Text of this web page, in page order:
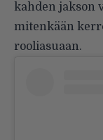
kahden jakson
mitenkään
rooliasuaan.